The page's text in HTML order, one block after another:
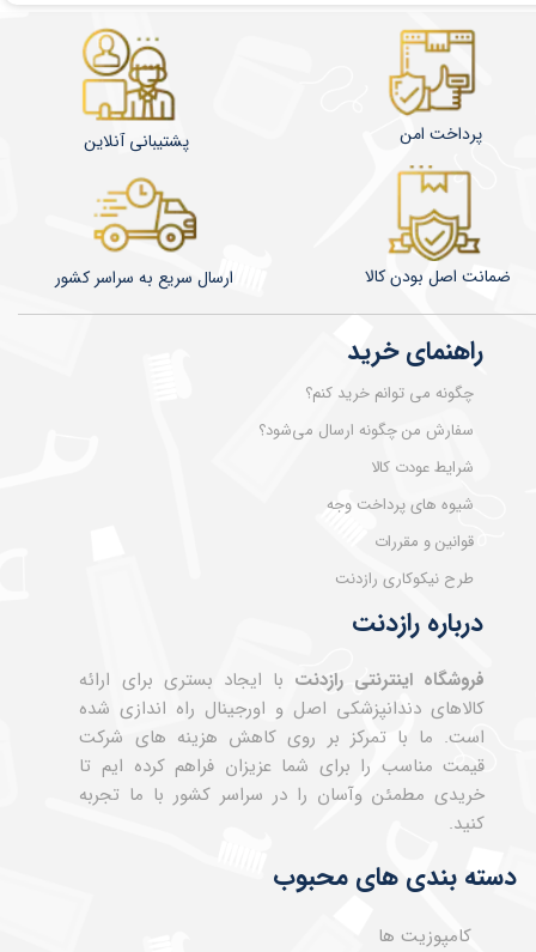
درباره رازدنت
فروشگاه اینترنتی رازدنت با ایجاد بستری برای ارائه
کالاهای دندانپزشکی اصل و اورجینال راه اندازی شده
است. ما با تمرکز بر روی کاهش هزینه های شرکت
قیمت مناسب را برای شما عزیزان فراهم کرده ایم تا
خریدی مطمئن وآسان را در سراسر کشور با ما تجربه
کنید.
راهنمای خرید
چگونه می توانم خرید کنم؟
سفارش من چگونه ارسال می‌شود؟
شرایط عودت کالا
شیوه های پرداخت وجه
قوانین و مقررات
طرح نیکوکاری رازدنت
دسته بندی های محبوب
کامپوزیت ها
​​​​ارسال سریع به سراسر کشور ضمانت اصل بودن کالا
پشتیبانی آنلاین پرداخت امن